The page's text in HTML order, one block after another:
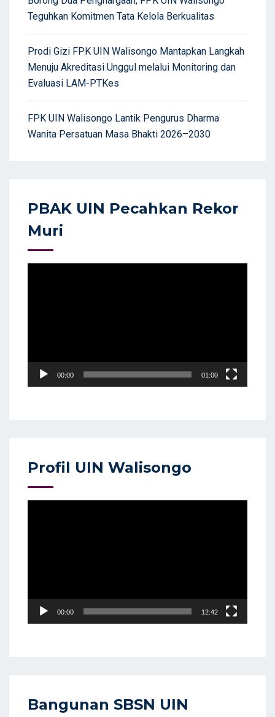
Teguhkan Komitmen Tata Kelola Berkualitas
Prodi Gizi FPK UIN Walisongo Mantapkan Langkah
Menuju Akreditasi Unggul melalui Monitoring dan
Evaluasi LAM-PTKes
FPK UIN Walisongo Lantik Pengurus Dharma
Wanita Persatuan Masa Bhakti 2026–2030
PBAK UIN Pecahkan Rekor
Muri
00:00 01:00
Profil UIN Walisongo
00:00 12:42
Bangunan SBSN UIN